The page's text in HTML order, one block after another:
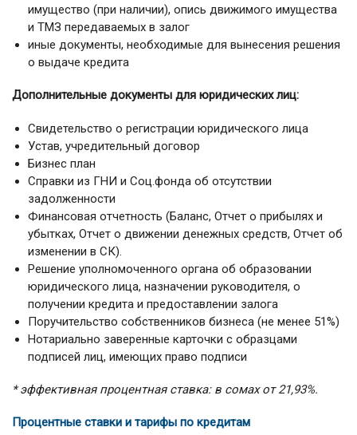
имущество (при наличии), опись движимого имущества
и ТМЗ передаваемых в залог
иные документы, необходимые для вынесения решения
о выдаче кредита
Дополнительные документы для юридических лиц:
Свидетельство о регистрации юридического лица
Устав, учредительный договор
Бизнес план
Справки из ГНИ и Соц.фонда об отсутствии
задолженности
Финансовая отчетность (Баланс, Отчет о прибылях и
убытках, Отчет о движении денежных средств, Отчет об
изменении в СК).
Решение уполномоченного органа об образовании
юридического лица, назначении руководителя, о
получении кредита и предоставлении залога
Поручительство собственников бизнеса (не менее 51%)
Нотариально заверенные карточки с образцами
подписей лиц, имеющих право подписи
* эффективная процентная ставка: в сомах от 21,93%.
Процентные ставки и тарифы по кредитам